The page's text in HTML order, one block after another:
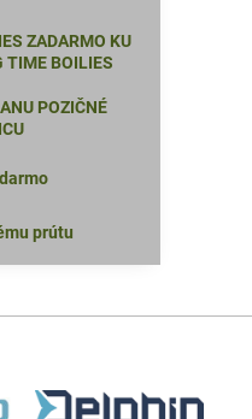
ZADARMO KU
TIME BOILIES
POZIČNÉ
prútu